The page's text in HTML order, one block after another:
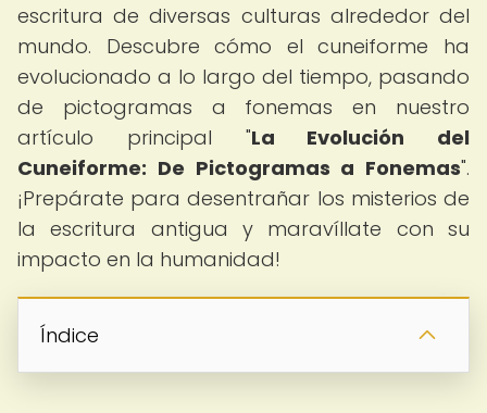
escritura de diversas culturas alrededor del
mundo. Descubre cómo el cuneiforme ha
evolucionado a lo largo del tiempo, pasando
de pictogramas a fonemas en nuestro
artículo principal "La Evolución del
Cuneiforme: De Pictogramas a Fonemas".
¡Prepárate para desentrañar los misterios de
la escritura antigua y maravíllate con su
impacto en la humanidad!
Índice